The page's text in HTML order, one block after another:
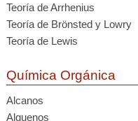
Teoría de Arrhenius
Teoría de Brönsted y Lowry
Teoría de Lewis
Química Orgánica
Alcanos
Alquenos